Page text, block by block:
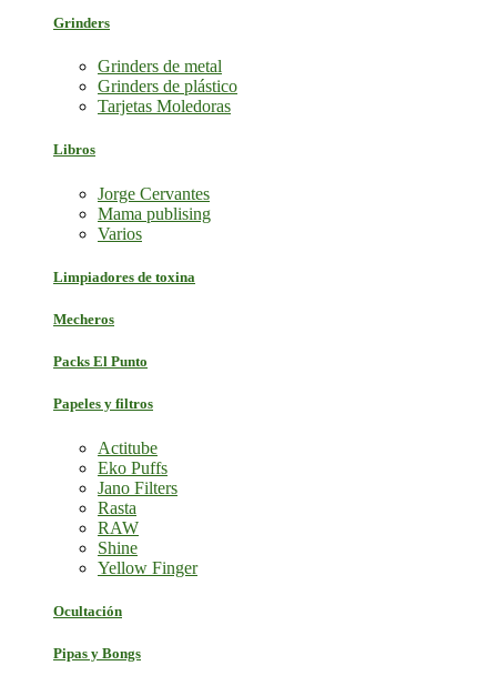
Grinders
Grinders de metal
Grinders de plástico
Tarjetas Moledoras
Libros
Jorge Cervantes
Mama publising
Varios
Limpiadores de toxina
Mecheros
Packs El Punto
Papeles y filtros
Actitube
Eko Puffs
Jano Filters
Rasta
RAW
Shine
Yellow Finger
Ocultación
Pipas y Bongs